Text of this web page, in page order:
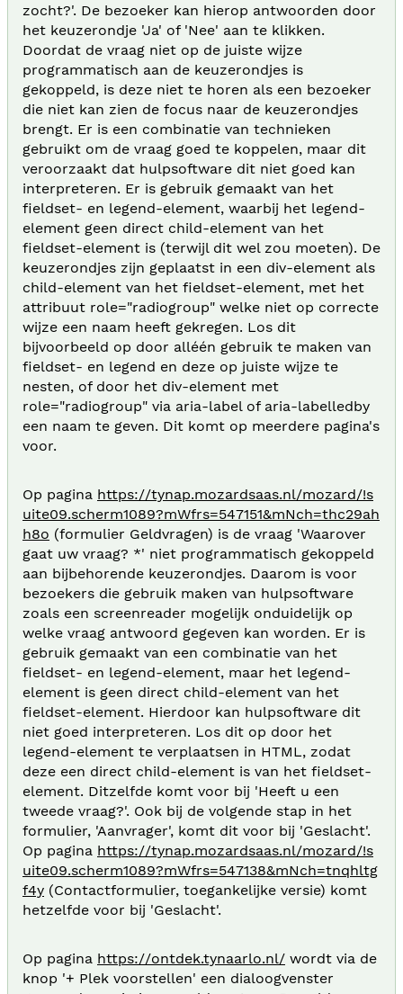
zocht?'. De bezoeker kan hierop antwoorden door
het keuzerondje 'Ja' of 'Nee' aan te klikken.
Doordat de vraag niet op de juiste wijze
programmatisch aan de keuzerondjes is
gekoppeld, is deze niet te horen als een bezoeker
die niet kan zien de focus naar de keuzerondjes
brengt. Er is een combinatie van technieken
gebruikt om de vraag goed te koppelen, maar dit
veroorzaakt dat hulpsoftware dit niet goed kan
interpreteren. Er is gebruik gemaakt van het
fieldset- en legend-element, waarbij het legend-
element geen direct child-element van het
fieldset-element is (terwijl dit wel zou moeten). De
keuzerondjes zijn geplaatst in een div-element als
child-element van het fieldset-element, met het
attribuut role="radiogroup" welke niet op correcte
wijze een naam heeft gekregen. Los dit
bijvoorbeeld op door alléén gebruik te maken van
fieldset- en legend en deze op juiste wijze te
nesten, of door het div-element met
role="radiogroup" via aria-label of aria-labelledby
een naam te geven. Dit komt op meerdere pagina's
voor.
Op pagina https://tynap.mozardsaas.nl/mozard/!s
uite09.scherm1089?mWfrs=547151&mNch=thc29ah
h8o (formulier Geldvragen) is de vraag 'Waarover
gaat uw vraag? *' niet programmatisch gekoppeld
aan bijbehorende keuzerondjes. Daarom is voor
bezoekers die gebruik maken van hulpsoftware
zoals een screenreader mogelijk onduidelijk op
welke vraag antwoord gegeven kan worden. Er is
gebruik gemaakt van een combinatie van het
fieldset- en legend-element, maar het legend-
element is geen direct child-element van het
fieldset-element. Hierdoor kan hulpsoftware dit
niet goed interpreteren. Los dit op door het
legend-element te verplaatsen in HTML, zodat
deze een direct child-element is van het fieldset-
element. Ditzelfde komt voor bij 'Heeft u een
tweede vraag?'. Ook bij de volgende stap in het
formulier, 'Aanvrager', komt dit voor bij 'Geslacht'.
Op pagina https://tynap.mozardsaas.nl/mozard/!s
uite09.scherm1089?mWfrs=547138&mNch=tnqhltg
f4y (Contactformulier, toegankelijke versie) komt
hetzelfde voor bij 'Geslacht'.
Op pagina https://ontdek.tynaarlo.nl/ wordt via de
knop '+ Plek voorstellen' een dialoogvenster